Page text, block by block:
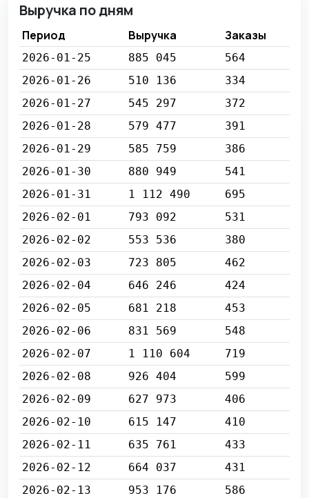
Выручка по дням
Период Выручка Заказы
2026-01-25 885 045
564
2026-01-26
510 136
334
2026-01-27
545 297
372
2026-01-28
579 477
391
2026-01-29
585 759
386
2026-01-30
880 949
541
2026-01-31
1 112 490
695
2026-02-01
793 092
531
2026-02-02
553 536
380
2026-02-03
723 805
462
2026-02-04
646 246
424
2026-02-05
681 218
453
2026-02-06
831 569
548
2026-02-07
1 110 604
719
2026-02-08
926 404
599
2026-02-09
627 973
406
2026-02-10
615 147
410
2026-02-11
635 761
433
2026-02-12
664 037
431
2026-02-13
953 176
586